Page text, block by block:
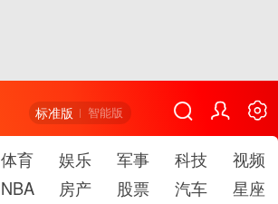
标准版 智能版
体育 娱乐 军事 科技
视频
NBA 房产 股票 汽车
星座